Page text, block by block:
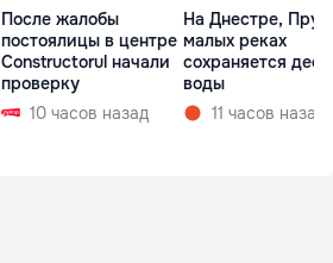
После жалобы
постоялицы в центре
Constructorul начали
проверку
10 часов назад
На Днестре,
малых реках
сохраняется
воды
11 часов назад